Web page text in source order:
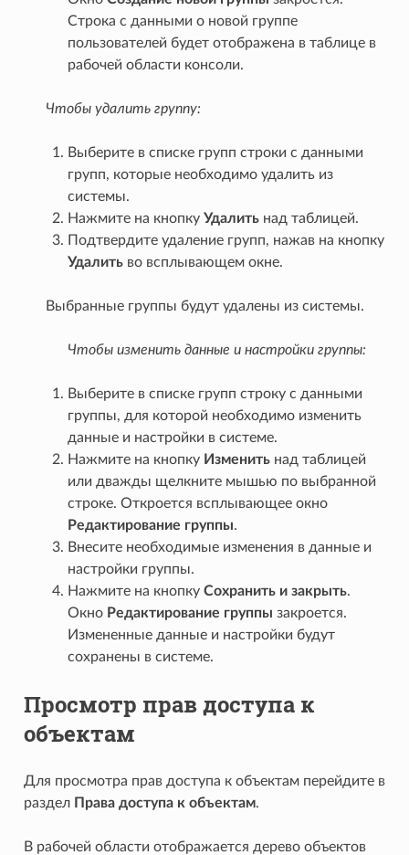
Строка с данными о новой группе
пользователей будет отображена в таблице в
рабочей области консоли.
Чтобы удалить группу:
Выберите в списке групп строки с данными
групп, которые необходимо удалить из
системы.
Нажмите на кнопку Удалитьнад таблицей.
Подтвердите удаление групп, нажав на кнопку
Удалитьво всплывающем окне.
Выбранные группы будут удалены из системы.
Чтобы изменить данные и настройки группы:
Выберите в списке групп строку с данными
группы, для которой необходимо изменить
данные и настройки в системе.
Нажмите на кнопку Изменитьнад таблицей
или дважды щелкните мышью по выбранной
строке. Откроется всплывающее окно
Редактирование группы.
Внесите необходимые изменения в данные и
настройки группы.
Нажмите на кнопку Сохранить и закрыть.
Окно Редактирование группы закроется.
Измененные данные и настройки будут
сохранены в системе.
Просмотр прав доступа к
объектам
Для просмотра прав доступа к объектам перейдите в
раздел Права доступа к объектам.
В рабочей области отображается дерево объектов